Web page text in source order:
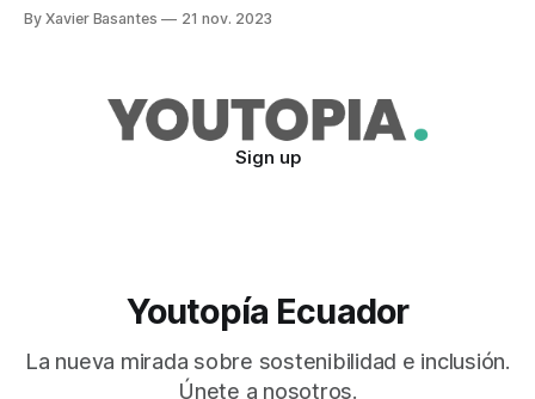
Ecuador. Mediante este acuerdo se espera generar
emprendimiento. Entre las habilidades fortalecidas
By Xavier Basantes 21 nov. 2023
Sign up
Youtopía Ecuador
La nueva mirada sobre sostenibilidad e inclusión.
Únete a nosotros.